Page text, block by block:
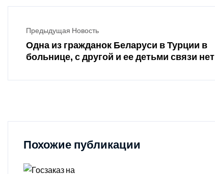
Предыдущая Новость
Одна из гражданок Беларуси в Турции в
больнице, с другой и ее детьми связи нет
Похожие публикации